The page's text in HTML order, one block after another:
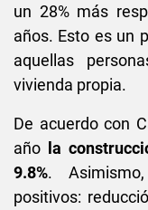
un 28% más
años. Esto es un
aquellas
vivienda propia.
De acuerdo con
año la
9.8%.
positivos: